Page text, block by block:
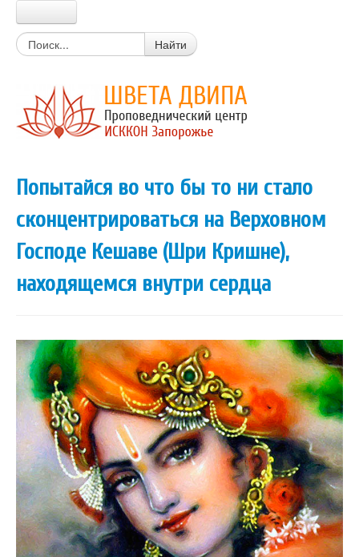
Главная
Цитаты из писаний
Книги Прабхупады
Письма Прабхупады
Новости Харе Кришна
Очень простой вопрос
Календарь экадаши
Мантры
Божества
Цитаты из лекций, книг
Искры Истины
Статьи
Книги
Аудио
Видео
Контакты
Наши контакты
Помощь Швета Двипе
Найти
Попытайся во что бы то ни стало
сконцентрироваться на Верховном
Господе Кешаве (Шри Кришне),
находящемся внутри сердца